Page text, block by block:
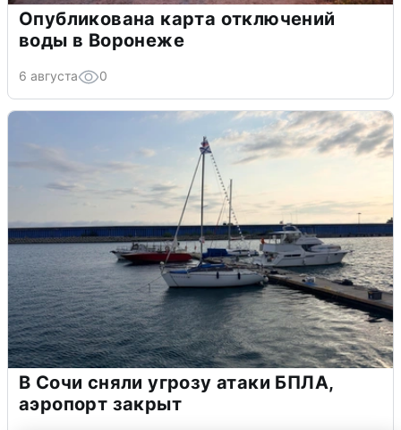
Опубликована карта отключений
воды в Воронеже
6 августа 0
В Сочи сняли угрозу атаки БПЛА,
аэропорт закрыт